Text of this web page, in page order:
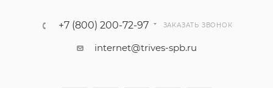
+7 (800) 200-72-97 ЗАКАЗАТЬ ЗВОНОК
internet@trives-spb.ru